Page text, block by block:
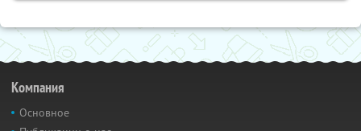
Компания
Основное